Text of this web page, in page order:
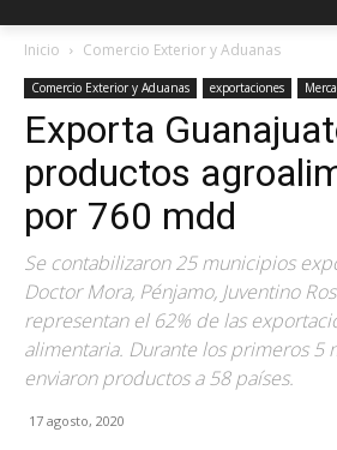
Inicio Comercio Exterior y Aduanas
Comercio Exterior y Aduanas exportaciones
Exporta
productos
por 760 mdd
Se contabilizaron 25 municipios
Doctor Mora, Pénjamo, Juventino
representan el 62% de las
alimentaria. Durante los primeros 5
enviaron productos a 58 países.
17 agosto, 2020